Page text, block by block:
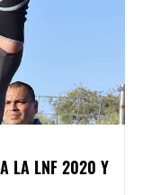
LA LNF 2020 Y